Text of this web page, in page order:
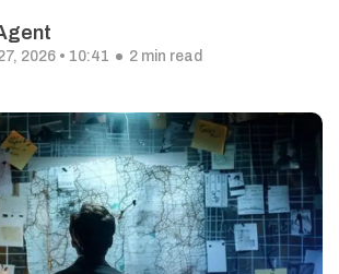
2026 • 10:41 2 min read